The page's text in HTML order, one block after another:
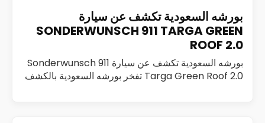
بورشه السعودية تكشف عن سيارة
SONDERWUNSCH 911 TARGA GREEN
ROOF 2.0
بورشه السعودية تكشف عن سيارة Sonderwunsch 911
Targa Green Roof 2.0 تفخر بورشه السعودية بالكشف